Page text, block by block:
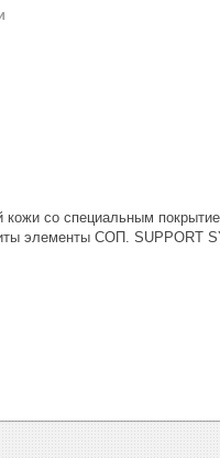
кожи со специальным
элементы СОП. SUPPORT